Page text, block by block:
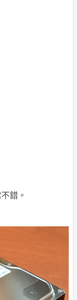
錯。